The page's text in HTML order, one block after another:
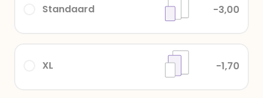
XL -1,70
Standaard -3,00